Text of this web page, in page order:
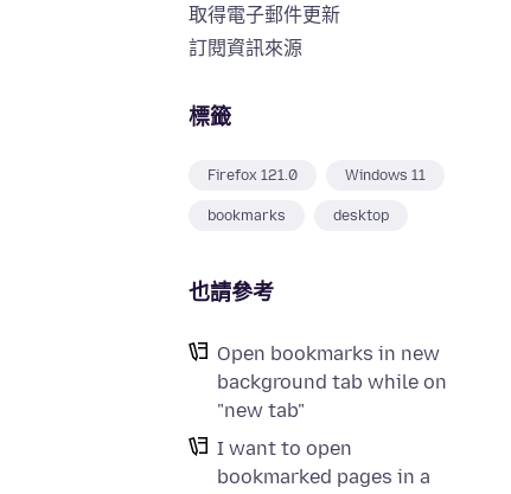
取得電子郵件更新
訂閱資訊來源
標籤
Firefox 121.0 Windows 11
bookmarks desktop
也請參考
Open bookmarks in new
background tab while on
"new tab"
I want to open
bookmarked pages in a